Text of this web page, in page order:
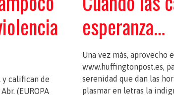
y califican de
(EUROPA
esperanza…
Una vez más,
www.huffingtonpost.es,
serenidad que dan las
plasmar en letras la